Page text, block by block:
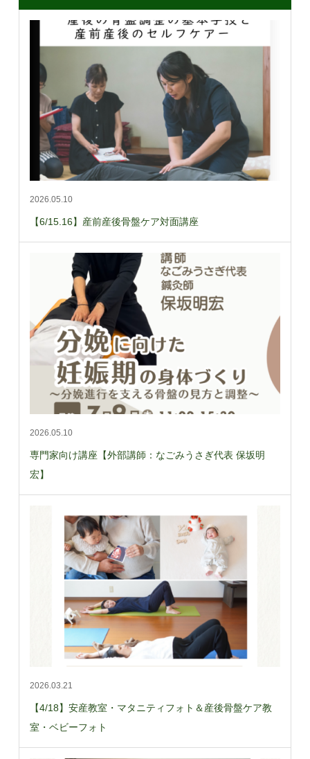
2026.05.10
【6/15.16】産前産後骨盤ケア対面講座
2026.05.10
専門家向け講座【外部講師：なごみうさぎ代表 保坂明
宏】
2026.03.21
【4/18】安産教室・マタニティフォト＆産後骨盤ケア教
室・ベビーフォト